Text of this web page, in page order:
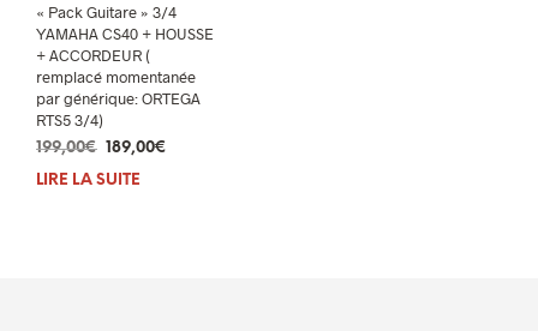
« Pack Guitare » 3/4
YAMAHA CS40 + HOUSSE
+ ACCORDEUR (
remplacé momentanée
par générique: ORTEGA
RTS5 3/4)
199,00€ Le
prix
189,00€
LIRE LA SUITE